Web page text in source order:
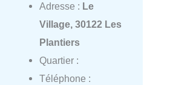
Adresse : Le
Village, 30122 Les
Plantiers
Quartier :
Téléphone :